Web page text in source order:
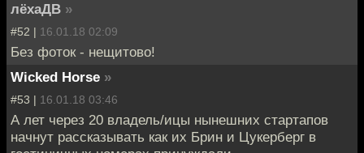
лёхаДВ »
#52 | 16.01.18 02:09
Без фоток - нещитово!
Wicked Horse »
#53 | 16.01.18 03:46
А лет через 20 владель/ицы нынешних стартапов
начнут рассказывать как их Брин и Цукерберг в